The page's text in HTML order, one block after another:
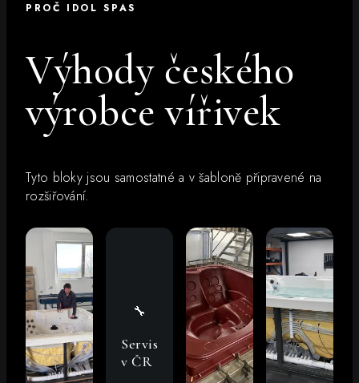
PROČ IDOL SPAS
Výhody českého
výrobce vířivek
Tyto bloky jsou samostatné a v šabloně připravené na
rozšiřování.
🔧
Servis
v ČR